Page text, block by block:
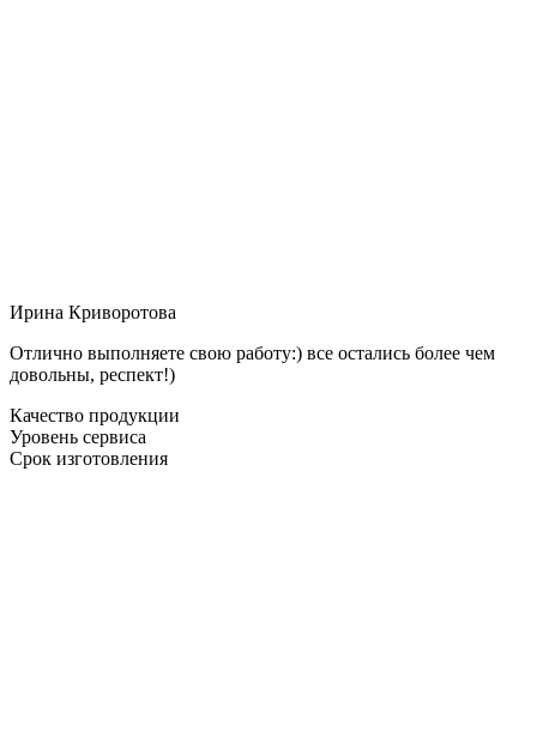
Ирина Криворотова
Отлично выполняете свою работу:) все остались более чем
довольны, респект!)
Качество продукции
Уровень сервиса
Срок изготовления